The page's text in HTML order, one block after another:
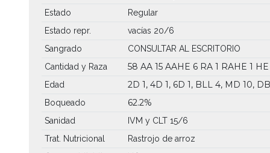
Estado
Regular
Estado repr.
vacías 20/6
Sangrado
CONSULTAR AL ESCRITORIO
Cantidad y Raza
58 AA 15 AAHE 6 RA 1 RAHE 1 HE
Edad 2D 1, 4D 1, 6D 1, BLL 4, MD 10,
Boqueado 62.2%
Sanidad
IVM y CLT 15/6
Trat. Nutricional
Rastrojo de arroz